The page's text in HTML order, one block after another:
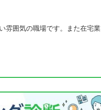
雰囲気の職場です。また在宅業